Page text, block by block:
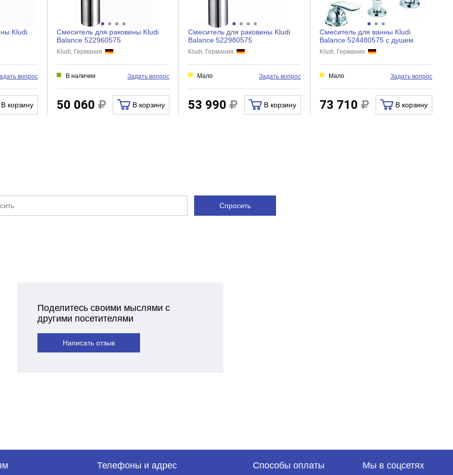
картридж
Есть
Kludi
вопрос
В корзину
Смеситель для раковины Kludi
Balance 522960575
Kludi, Германия
В наличии Задать вопрос
50 060 В корзину
Смеситель для раковины Kludi
Balance 522980575
Kludi, Германия
Мало Задать вопрос
53 990 В корзину
Смеситель для ванны Kludi
Balance 524480575 с душем
Kludi, Германия
Мало Задать вопрос
73 710 В корзину
Спросить
Поделитесь своими мыслями с
другими посетителями
Написать отзыв
Телефоны и адрес Способы оплаты Мы в соцсетях